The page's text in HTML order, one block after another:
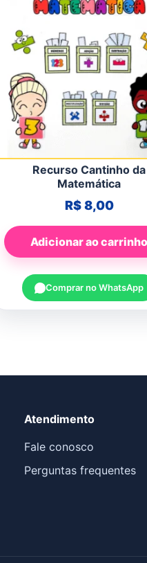
Recurso Cantinho da
Matemática
R$8,00
Adicionar ao carrinho
Comprar no WhatsApp
Atendimento
Fale conosco
Perguntas frequentes